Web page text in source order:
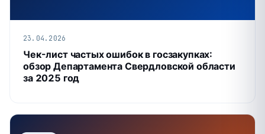
23.04.2026
Чек-лист частых ошибок в госзакупках:
обзор Департамента Свердловской области
за 2025 год